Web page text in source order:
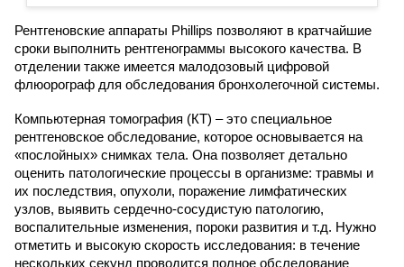
Рентгеновские аппараты Phillips позволяют в кратчайшие
сроки выполнить рентгенограммы высокого качества. В
отделении также имеется малодозовый цифровой
флюорограф для обследования бронхолегочной системы.
Компьютерная томография (КТ) – это специальное
рентгеновское обследование, которое основывается на
«послойных» снимках тела. Она позволяет детально
оценить патологические процессы в организме: травмы и
их последствия, опухоли, поражение лимфатических
узлов, выявить сердечно-сосудистую патологию,
воспалительные изменения, пороки развития и т.д. Нужно
отметить и высокую скорость исследования: в течение
нескольких секунд проводится полное обследование